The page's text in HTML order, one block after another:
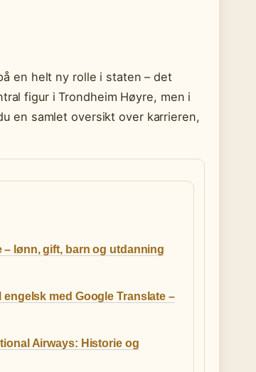
en helt ny rolle i staten – det
figur i Trondheim Høyre, men i
en samlet oversikt over karrieren,
– lønn, gift, barn og utdanning
med Google Translate –
Airways: Historie og